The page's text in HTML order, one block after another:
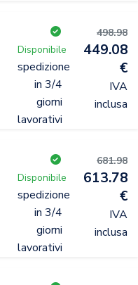
Disponibile
spedizione
in 3/4
giorni
lavorativi
498.98
449.08
€
IVA
inclusa
Disponibile
spedizione
in 3/4
giorni
lavorativi
681.98
613.78
€
IVA
inclusa